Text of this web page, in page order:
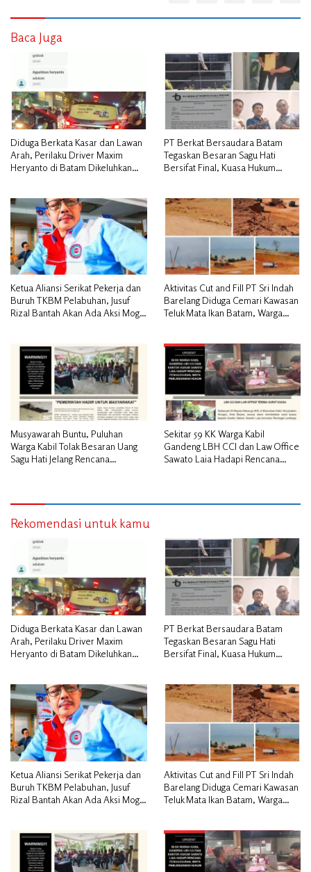
Baca Juga
Diduga Berkata Kasar dan Lawan
Arah, Perilaku Driver Maxim
Heryanto di Batam Dikeluhkan
PT Berkat Bersaudara Batam
Tegaskan Besaran Sagu Hati
Bersifat Final, Kuasa Hukum
Ketua Aliansi Serikat Pekerja dan
Buruh TKBM Pelabuhan, Jusuf
Rizal Bantah Akan Ada Aksi Mogol
Aktivitas Cut and Fill PT Sri Indah
Barelang Diduga Cemari Kawasan
Teluk Mata Ikan Batam, Warga
Musyawarah Buntu, Puluhan
Warga Kabil Tolak Besaran Uang
Sagu Hati Jelang Rencana
Sekitar 59 KK Warga Kabil
Gandeng LBH CCI dan Law Office
Sawato Laia Hadapi Rencana
Rekomendasi untuk kamu
Diduga Berkata Kasar dan Lawan
Arah, Perilaku Driver Maxim
Heryanto di Batam Dikeluhkan
PT Berkat Bersaudara Batam
Tegaskan Besaran Sagu Hati
Bersifat Final, Kuasa Hukum
Ketua Aliansi Serikat Pekerja dan
Buruh TKBM Pelabuhan, Jusuf
Rizal Bantah Akan Ada Aksi Mogol
Aktivitas Cut and Fill PT Sri Indah
Barelang Diduga Cemari Kawasan
Teluk Mata Ikan Batam, Warga